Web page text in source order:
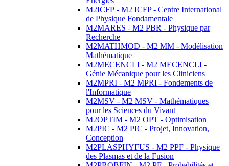
M2ICFP - M2 ICFP - Centre International
de Physique Fondamentale
M2MARES - M2 PBR - Physique par
Recherche
M2MATHMOD - M2 MM - Modélisation
Mathématique
M2MECENCLI - M2 MECENCLI -
Génie Mécanique pour les Cliniciens
M2MPRI - M2 MPRI - Fondements de
l'Informatique
M2MSV - M2 MSV - Mathématiques
pour les Sciences du Vivant
M2OPTIM - M2 OPT - Optimisation
M2PIC - M2 PIC - Projet, Innovation,
Conception
M2PLASPHYFUS - M2 PPF - Physique
des Plasmas et de la Fusion